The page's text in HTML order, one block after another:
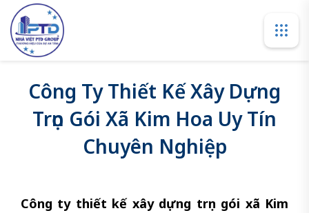
Công Ty Thiết Kế Xây Dựng
Trọn Gói Xã Kim Hoa Uy Tín
Chuyên Nghiệp
Công ty thiết kế xây dựng trọn gói xã Kim